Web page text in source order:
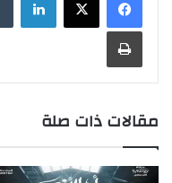
طباعة
مقالات ذات صلة